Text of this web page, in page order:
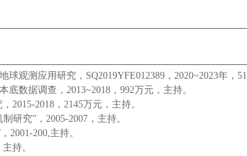
观测应用研究，SQ2019YFE012389，2020~2023年，
底数据调查， 2013~2018，992万元，主持。
2015-2018，2145万元，主持。
研究”，2005-2007，主持。
2001-200,主持。
持。